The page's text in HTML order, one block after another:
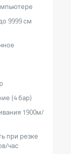
9999 см
(4 бар)
1900м/
при резке
час